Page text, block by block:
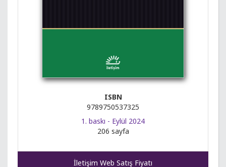
ISBN
9789750537325
1. baskı - Eylül 2024
206 sayfa
İletişim Web Satış Fiyatı